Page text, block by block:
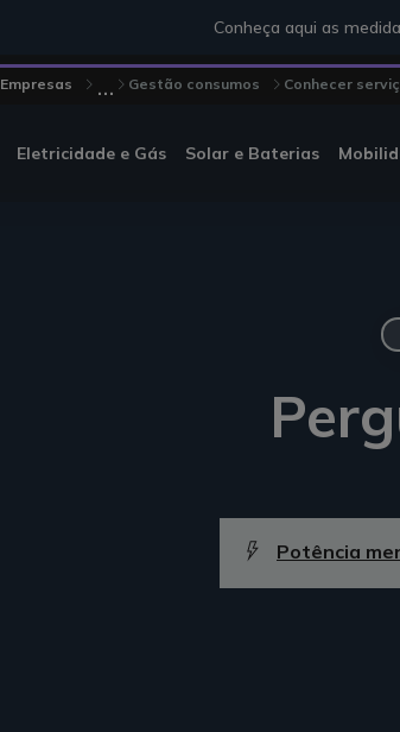
Conheça aqui as
Empresas ... Gestão consumos Conhecer
Eletricidade e Gás Solar e Baterias
Potência